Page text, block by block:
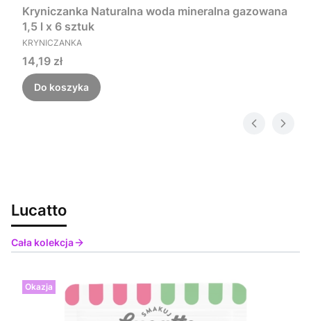
Kryniczanka Naturalna woda mineralna gazowana
1,5 l x 6 sztuk
PRODUCENT
KRYNICZANKA
Cena
14,19 zł
Do koszyka
Lucatto
Cała kolekcja
Okazja